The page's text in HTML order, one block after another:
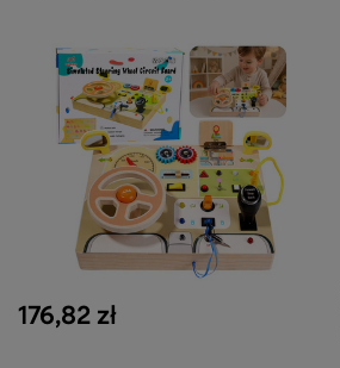
176,82 zł